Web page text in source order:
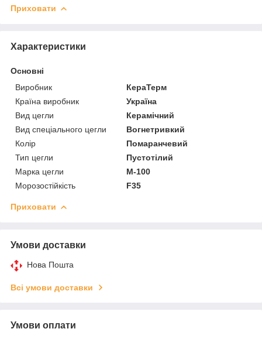
Приховати
Характеристики
Основні
Виробник
КераТерм
Країна виробник
Україна
Вид цегли
Керамічний
Вид спеціального цегли
Вогнетривкий
Колір
Помаранчевий
Тип цегли
Пустотілий
Марка цегли
М-100
Морозостійкість
F35
Приховати
Умови доставки
Нова Пошта
Всі умови доставки
Умови оплати